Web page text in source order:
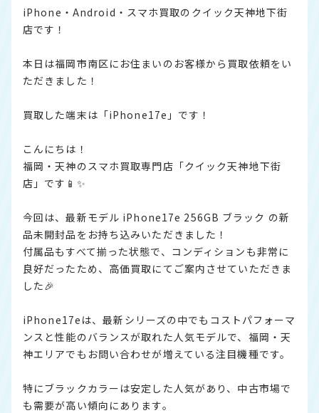
iPhone・Android・スマホ買取のクイック天神地下街
店です！
本日は福岡市南区にお住まいのお客様から買取依頼をい
ただきました！
買取した端末は「iPhone17e」です！
こんにちは！
福岡・天神のスマホ買取専門店「クイック天神地下街
店」です📱✨
今回は、最新モデル iPhone17e 256GB ブラック の新
品未開封品をお持ち込みいただきました！
付属品もすべて揃った状態で、コンディションも非常に
良好だったため、高価買取にてご案内させていただきま
した🎉
iPhone17eは、最新シリーズの中でもコストパフォーマ
ンスと性能のバランスが取れた人気モデルで、福岡・天
神エリアでもお問い合わせが増えている注目機種です。
特にブラックカラーは安定した人気があり、中古市場で
も需要が高い傾向にあります。